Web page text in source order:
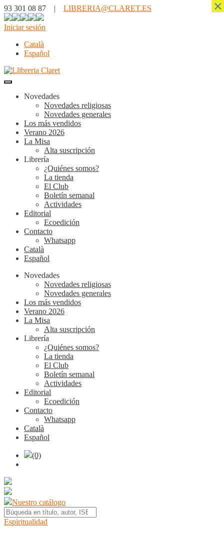
93 301 08 87 | LIBRERIA@CLARET.ES
Iniciar sesión
Català
Español
Novedades
Novedades religiosas
Novedades generales
Los más vendidos
Verano 2026
La Misa
Alta suscripción
Librería
¿Quiénes somos?
La tienda
El Club
Boletín semanal
Actividades
Editorial
Ecoedición
Contacto
Whatsapp
Català
Español
Novedades
Novedades religiosas
Novedades generales
Los más vendidos
Verano 2026
La Misa
Alta suscripción
Librería
¿Quiénes somos?
La tienda
El Club
Boletín semanal
Actividades
Editorial
Ecoedición
Contacto
Whatsapp
Català
Español
(0)
Nuestro catálogo
Espiritualidad
×